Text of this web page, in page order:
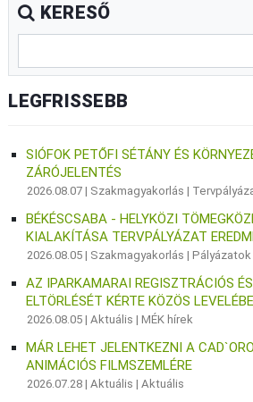
KERESŐ
LEGFRISSEBB
SIÓFOK PETŐFI SÉTÁNY ÉS
ZÁRÓJELENTÉS
2026.08.07 | Szakmagyakorlás |
BÉKÉSCSABA - HELYKÖZI
KIALAKÍTÁSA TERVPÁLYÁZAT
2026.08.05 | Szakmagyakorlás |Pályázatok
AZ IPARKAMARAI REGISZTRÁCIÓS
ELTÖRLÉSÉT KÉRTE KÖZÖS
2026.08.05 |Aktuális |MÉK hírek
MÁR LEHET JELENTKEZNI A
ANIMÁCIÓS FILMSZEMLÉRE
2026.07.28 |Aktuális |Aktuális